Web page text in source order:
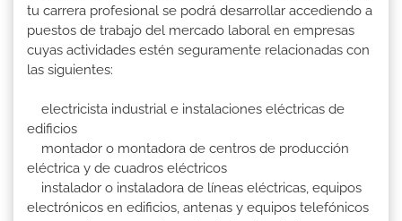
tu carrera profesional se podrá desarrollar accediendo a
puestos de trabajo del mercado laboral en empresas
cuyas actividades estén seguramente relacionadas con
las siguientes:
electricista industrial e instalaciones eléctricas de
edificios
montador o montadora de centros de producción
eléctrica y de cuadros eléctricos
instalador o instaladora de líneas eléctricas, equipos
electrónicos en edificios, antenas y equipos telefónicos